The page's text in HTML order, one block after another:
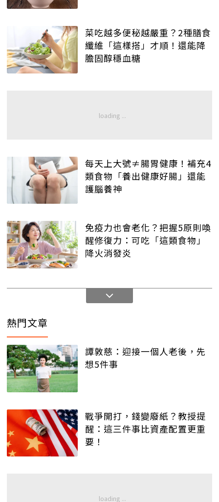
菜吃越多便秘越嚴重？2種膳食
纖維「這樣搭」才順！還能降
膽固醇穩血糖
每天上大號≠腸胃健康！補充4
類食物「養出健康好腸」還能
護腦養神
免疫力也會老化？把握5原則喚
醒修復力：可吃「這類食物」
降火消發炎
熱門文章
譚敦慈：迎接一個人老後，先
想5件事
戰爭開打，錢變廢紙？教授提
醒：這三件事比資產配置更重
要！